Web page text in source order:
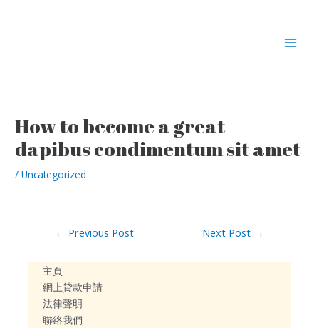
How to become a great
dapibus condimentum sit amet
/Uncategorized
← Previous Post Next Post →
主頁
網上貸款申請
法律聲明
聯絡我們